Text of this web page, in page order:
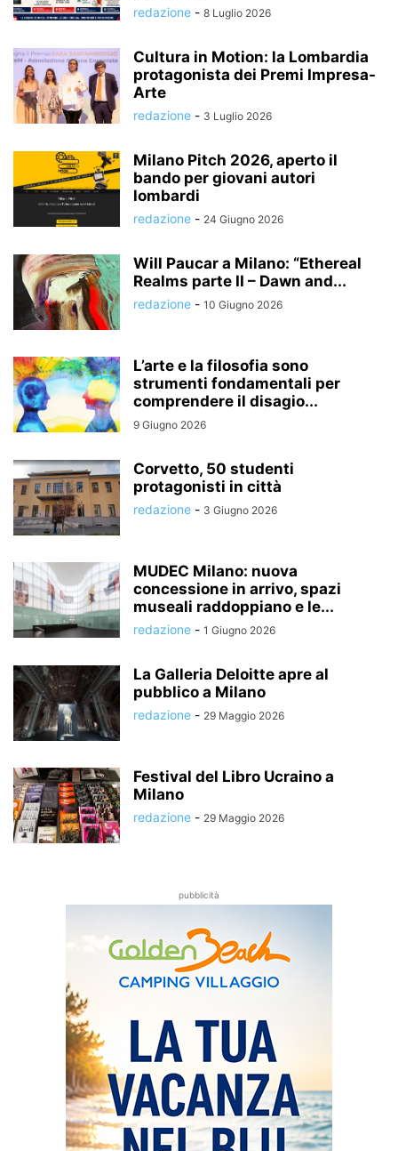
redazione - 8 Luglio 2026
Cultura in Motion: la Lombardia
protagonista dei Premi Impresa-
Arte
redazione - 3 Luglio 2026
Milano Pitch 2026, aperto il
bando per giovani autori
lombardi
redazione - 24 Giugno 2026
Will Paucar a Milano: “Ethereal
Realms parte II – Dawn and...
redazione - 10 Giugno 2026
L’arte e la filosofia sono
strumenti fondamentali per
comprendere il disagio...
9 Giugno 2026
Corvetto, 50 studenti
protagonisti in città
redazione - 3 Giugno 2026
MUDEC Milano: nuova
concessione in arrivo, spazi
museali raddoppiano e le...
redazione - 1 Giugno 2026
La Galleria Deloitte apre al
pubblico a Milano
redazione - 29 Maggio 2026
Festival del Libro Ucraino a
Milano
redazione - 29 Maggio 2026
pubblicità